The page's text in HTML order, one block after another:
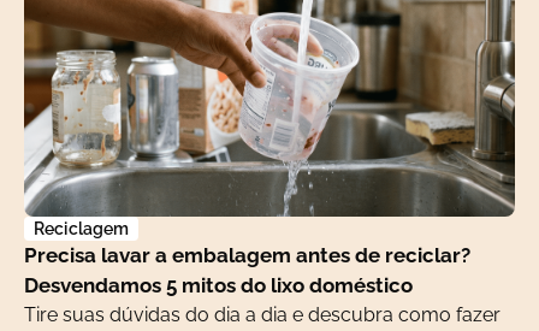
Reciclagem
Precisa lavar a embalagem antes de reciclar?
Desvendamos 5 mitos do lixo doméstico
Tire suas dúvidas do dia a dia e descubra como fazer